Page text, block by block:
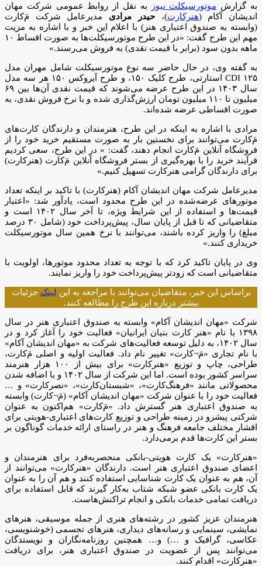
به گزارش موتورسیکلت نیوز
به نقل از روابط عمومی شرکت مهان
اندیشان آکام (هنرکارت)،حیدر مرادی مدیرعامل شرکت مَ‌کارت
(وابسته به صندوق اعتباری هنر) با اعلام این خبر و با اشاره به مزیت
مهم این طرح گفت: «در این طرح موتورسیکلت‌ها به صورت اقساط ۱۰
ماهه بدون سود (برابر با قیمت نقدی) به فروش می‌رسند.»
به گفته وی، در حال حاضر سه نوع موتورسیکلت شامل مهران مدل
CDI ۱۲۵ استارتی، طرح کلیک ۱۵۰، و طرح آیروکس ۱۵۰ هر سه مدل
سال ۱۴۰۳ در این طرح عرضه می‌شوند که قیمت نقدی آن‌ها بین ۶۹
میلیون تا ۱۱۰ میلیون تومان ارزش‌گذاری شده و با نرخ فروش نقدی، به
صورت اقساطی عرضه شده‌اند.
مرادی با اشاره به اینکه در این طرح، هنرمندان و دارندگان کارت‌های
م‌َکارت می‌توانند برای نخستین بار به صورت مستقیم خرید خود را از
فروشگاه آنلاین مَ‌کارت انجام دهند، گفت: « در این طرح، سعی کردیم
فرآیند خرید را با بهره‌گیری از بستر فروشگاه آنلاین مَ‌کارت (هنرکارت)
برای دارندگان گرامی هنرکارت تسهیل کنیم.»
مدیرعامل شرکت مهان اندیشان آکام (هنرکارت) با تاکید بر اینکه تعداد
موتورهای عرضه‌شده در این طرح محدود است، یادآور شد: «اعتبار
قیمت‌ها و استفاده از این شرایط ویژه، تا آخر سال ۱۴۰۲ است و
متقاضیانی که تا قبل از پایان سال، پیش‌پرداخت خود (شامل ۳۰ درصد
مبلغ) را واریز کرده باشند، می‌توانند با نرخ همین سال موتورسیکلت
خریداری کنند.»
وی در پایان تاکید کرد که با توجه به تعداد محدود موتورها، اولویت با
متقاضیانی است که زودتر پیش‌پرداخت خود را واریز نمایند.
براساس این خبر، متقاضیان می‌توانند با مراجعه به این لینک جزئیات
بیشتر درباره این طرح را مطالعه کنند.
شرکت «مهان اندیشان آکام» وابسته به صندوق اعتباری هنر در سال
۱۳۹۸ با نام «هنر کارت بنیان ایرانیان» فعالیت خود را آغاز کرد و در
سال ۱۴۰۲، به دلیل توسعه فعالیت‌های شرکت به «مهان اندیشان آکام»
با نام تجاری «مَ‌¬‌کارت» تغییر نام داد. فعالیت اولیه و اصلی مَ‌کارت،
طراحی، چاپ و توزیع «هنرکارت» برای بیش از ۱۰۰ هزار هنرمند
سراسر کشور بوده است. اما این شرکت از سال ۱۴۰۲ و با اضافه شدن
محصولاتی مانند «فرهنگ‌کارت»، «شبستان‌کارت»، «نصرکارت» و …
فعالیت خود را با عنوان شرکت «مهان اندیشان آکام» (مَ‌¬‌کارت) وابسته
به صندوق اعتباری هنر گسترش داد. «مَ‌کارت» هم‌اکنون به عنوان
شرکتی پیشرو در زمینه طراحی و توزیع کارت‌های اعتباری-هویتی برای
اقشار مختلف جامعه فرهنگ و هنر در راستای ارائه خدمات گوناگون بر
بستر این کارت‌ها قدم برمی‌دارد.
«هنرکارت» یک کارت هویتی-بانکی منحصربه‌فرد برای هنرمندان و
اعضای صندوق اعتباری هنر است. دارندگان «هنرکارت» می‌توانند از
آن، هم به عنوان یک کارت شناسایی استفاده کنند و هم آن را به عنوان
یک کارت بانکی عضو شبکه شتاب به‌کار گیرند که قابل استفاده برای
دریافت تمامی خدمات بانکی و انجام تراکنش‌هاست.
هنرمندان عزیز کشور در رشته‌های هنری از جمله موسیقی، هنرهای
نمایشی، سینمایی و رسانه‌های دیداری، هنرهای تجسمی (خوشنویسی،‌
عکاسی،‌ گرافیک و …) و… همچنین روزنامه‌نگاران و نویسندگان
می‌توانند پس از عضویت در صندوق اعتباری هنر، برای دریافت
«هنرکارت» اقدام کنند.